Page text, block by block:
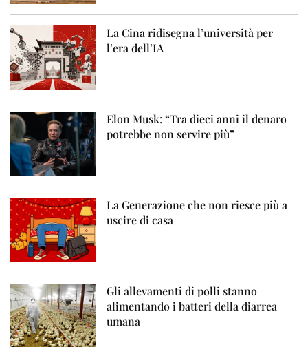
La Cina ridisegna l’università per
l’era dell’IA
Elon Musk: “Tra dieci anni il denaro
potrebbe non servire più”
La Generazione che non riesce più a
uscire di casa
Gli allevamenti di polli stanno
alimentando i batteri della diarrea
umana